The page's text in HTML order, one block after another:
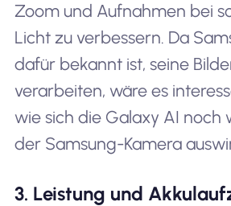
Zoom und Aufnahmen bei
Licht zu verbessern. Da
dafür bekannt ist, seine
verarbeiten, wäre es
wie sich die Galaxy AI noch
der Samsung-Kamera
3. Leistung und